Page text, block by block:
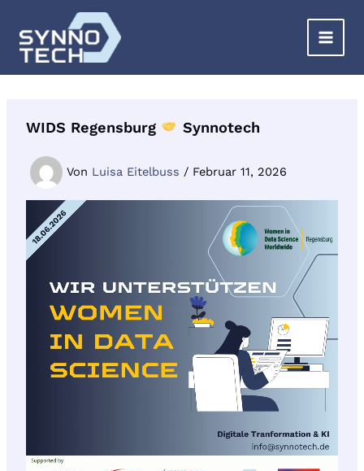
Inhalt
springen
WIDS Regensburg Synnotech
Von Luisa Eitelbuss / Februar 11, 2026